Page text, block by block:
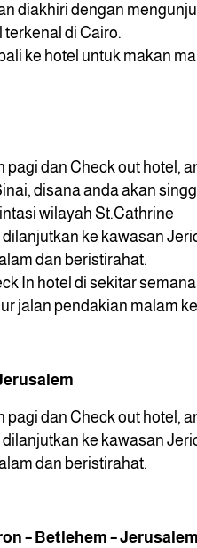
diakhiri dengan
di Cairo.
ke hotel untuk makan
pagi dan Check out hotel,
disana anda akan
wilayah St.Cathrine
ke kawasan
dan beristirahat.
In hotel di sekitar
jalan pendakian malam
pagi dan Check out hotel,
ke kawasan
dan beristirahat.
– Betlehem – Jerusalem